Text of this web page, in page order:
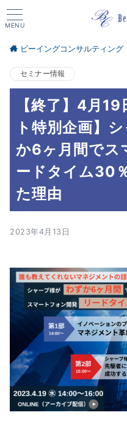
MENU
ビーイングコンサルティング
セミナー情報
【終了】4月
ト特別企画】
か6ヶ月間でス
ードタイム30
た理由
2023年4月13日